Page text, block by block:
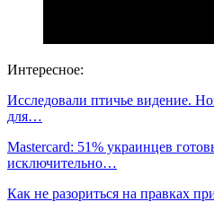
Интересное:
Исследовали птичье видение.
для…
Mastercard: 51% украинцев
исключительно…
Как не разориться на правках